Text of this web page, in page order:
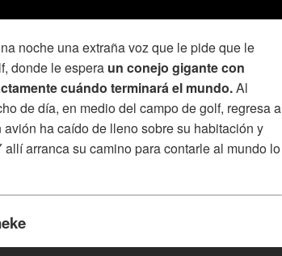
noche una extraña voz que le pide que le
donde le espera un conejo gigante con
cuándo terminará el mundo.Al
de día, en medio del campo de golf, regresa a
ha caído de lleno sobre su habitación y
arranca su camino para contarle al mundo lo